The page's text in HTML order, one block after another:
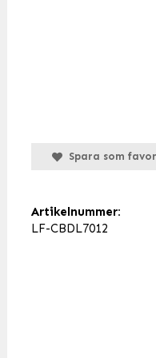
Spara som
Artikelnummer:
LF-CBDL7012